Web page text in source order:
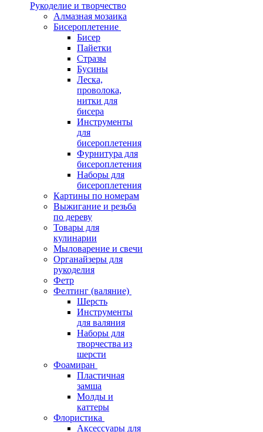
Рукоделие и творчество
Алмазная мозаика
Бисероплетение
Бисер
Пайетки
Стразы
Бусины
Леска,
проволока,
нитки для
бисера
Инструменты
для
бисероплетения
Фурнитура для
бисероплетения
Наборы для
бисероплетения
Картины по номерам
Выжигание и резьба
по дереву
Товары для
кулинарии
Мыловарение и свечи
Органайзеры для
рукоделия
Фетр
Фелтинг (валяние)
Шерсть
Инструменты
для валяния
Наборы для
творчества из
шерсти
Фоамиран
Пластичная
замша
Молды и
каттеры
Флористика
Аксессуары для